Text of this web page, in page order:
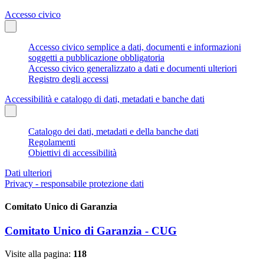
Accesso civico
Accesso civico semplice a dati, documenti e informazioni
soggetti a pubblicazione obbligatoria
Accesso civico generalizzato a dati e documenti ulteriori
Registro degli accessi
Accessibilità e catalogo di dati, metadati e banche dati
Catalogo dei dati, metadati e della banche dati
Regolamenti
Obiettivi di accessibilità
Dati ulteriori
Privacy - responsabile protezione dati
Comitato Unico di Garanzia
Comitato Unico di Garanzia - CUG
Visite alla pagina: 118